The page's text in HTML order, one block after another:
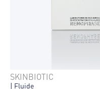
SKINBIOTIC
| Fluide